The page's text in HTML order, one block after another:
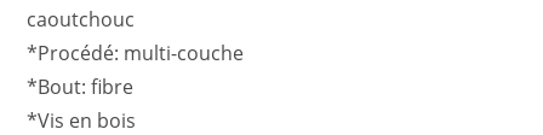
caoutchouc
*Procédé: multi-couche
*Bout: fibre
*Vis en bois